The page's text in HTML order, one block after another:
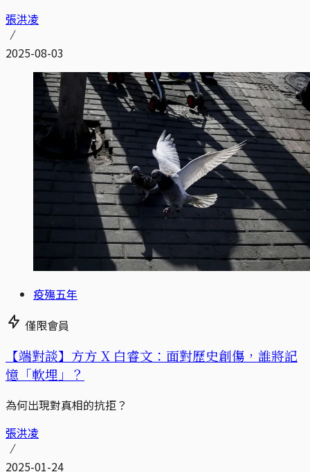
張洪凌
2025-08-03
疫殤五年
僅限會員
【端對談】方方 X 白睿文：面對歷史創傷，誰將記
憶「軟埋」？
為何出現對真相的抗拒？
張洪凌
2025-01-24